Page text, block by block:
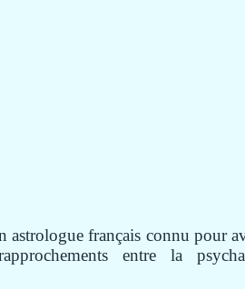
astrologue français connu pour
entre la